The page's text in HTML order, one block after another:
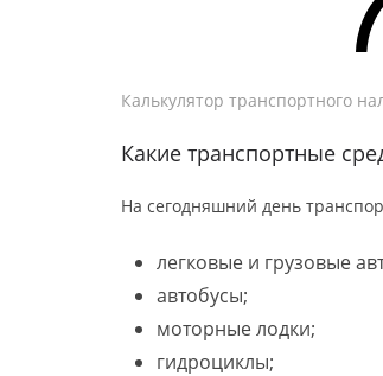
Калькулятор транспортного
Какие транспортные
На сегодняшний день
легковые и грузовые
автобусы;
моторные лодки;
гидроциклы;